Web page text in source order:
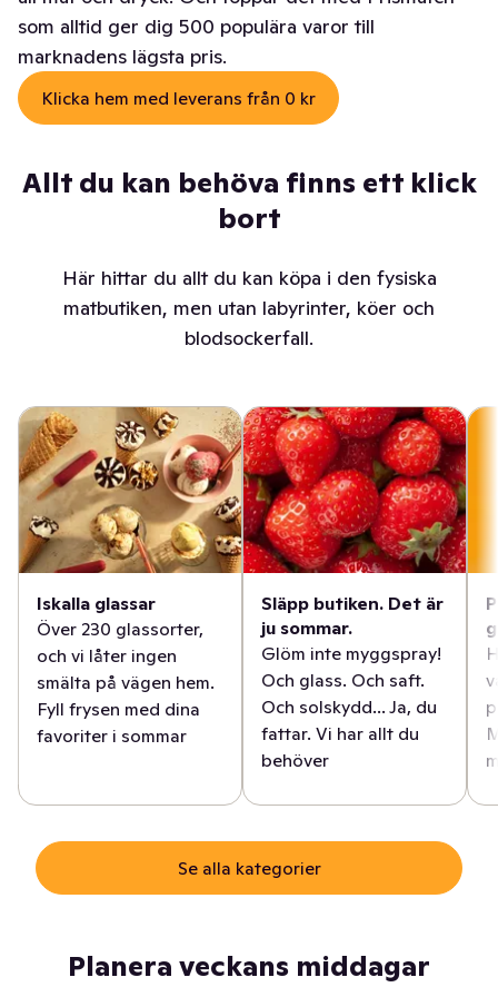
som alltid ger dig 500 populära varor till
marknadens lägsta pris.
Klicka hem med leverans från 0 kr
Allt du kan behöva finns ett klick
bort
Här hittar du allt du kan köpa i den fysiska
matbutiken, men utan labyrinter, köer och
blodsockerfall.
Iskalla glassar
Över 230 glassorter,
och vi låter ingen
smälta på vägen hem.
Fyll frysen med dina
favoriter i sommar
Släpp butiken. Det är
ju sommar.
Glöm inte myggspray!
Och glass. Och saft.
Och solskydd... Ja, du
fattar. Vi har allt du
behöver
Se alla kategorier
Planera veckans middagar